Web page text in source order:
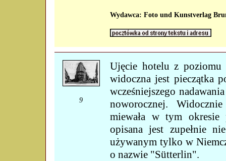
Wydawca: Foto und Kunstverlag
9
Ujęcie hotelu z
widoczna jest pieczątka
wcześniejszego
noworocznej.
miewała w tym okresie
opisana jest zupełnie
używanym tylko w
o nazwie "Sütterlin".